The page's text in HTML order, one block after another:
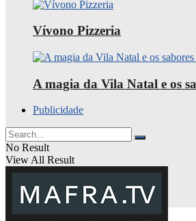
Vívono Pizzeria
A magia da Vila Natal e os
Publicidade
No Result
View All Result